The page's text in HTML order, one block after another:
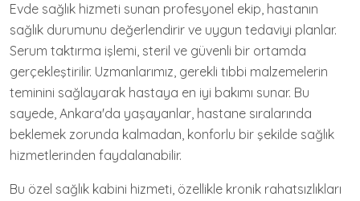
Evde sağlık hizmeti sunan profesyonel ekip, hastanın
sağlık durumunu değerlendirir ve uygun tedaviyi planlar.
Serum taktırma işlemi, steril ve güvenli bir ortamda
gerçekleştirilir. Uzmanlarımız, gerekli tıbbi malzemelerin
teminini sağlayarak hastaya en iyi bakımı sunar. Bu
sayede, Ankara'da yaşayanlar, hastane sıralarında
beklemek zorunda kalmadan, konforlu bir şekilde sağlık
hizmetlerinden faydalanabilir.
Bu özel sağlık kabini hizmeti, özellikle kronik rahatsızlıkları